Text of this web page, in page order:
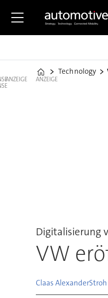
Home
Technology
ANZEIGE ANZEIGE
Digitalisierung
VW
Claas AlexanderStroh